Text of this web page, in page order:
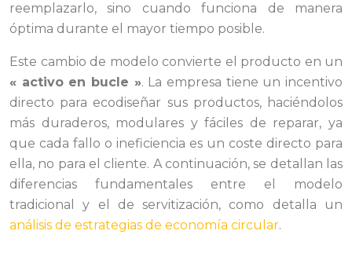
reemplazarlo, sino cuando funciona de manera
óptima durante el mayor tiempo posible.
Este cambio de modelo convierte el producto en un
« activo en bucle ». La empresa tiene un incentivo
directo para ecodiseñar sus productos, haciéndolos
más duraderos, modulares y fáciles de reparar, ya
que cada fallo o ineficiencia es un coste directo para
ella, no para el cliente. A continuación, se detallan las
diferencias fundamentales entre el modelo
tradicional y el de servitización, como detalla un
análisis de estrategias de economía circular.